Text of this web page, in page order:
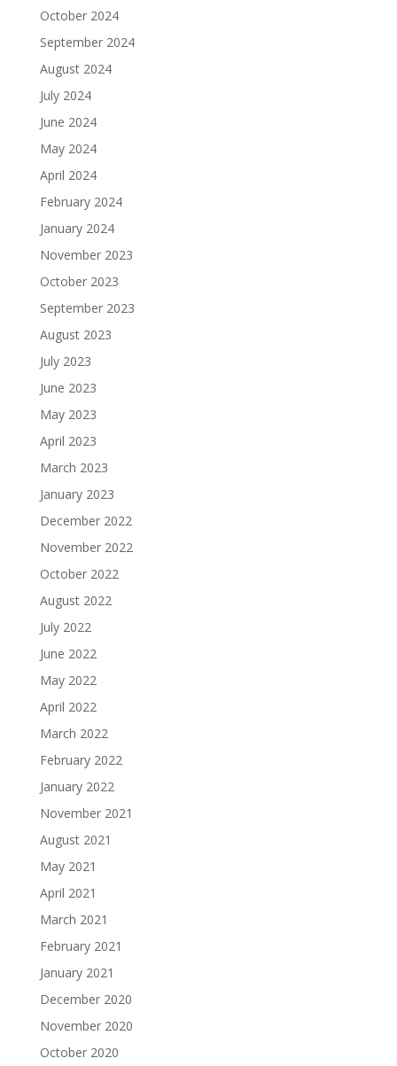
October 2024
September 2024
August 2024
July 2024
June 2024
May 2024
April 2024
February 2024
January 2024
November 2023
October 2023
September 2023
August 2023
July 2023
June 2023
May 2023
April 2023
March 2023
January 2023
December 2022
November 2022
October 2022
August 2022
July 2022
June 2022
May 2022
April 2022
March 2022
February 2022
January 2022
November 2021
August 2021
May 2021
April 2021
March 2021
February 2021
January 2021
December 2020
November 2020
October 2020